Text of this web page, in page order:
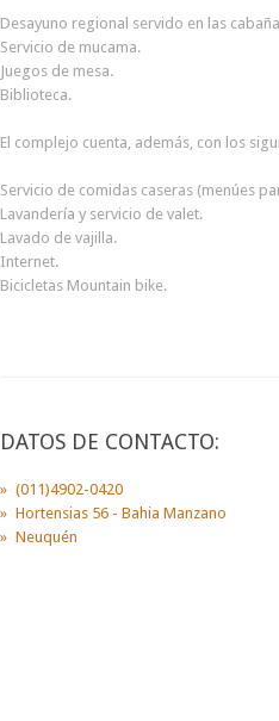
Desayuno regional servido en las
Servicio de mucama.
Juegos de mesa.
Biblioteca.
El complejo cuenta, además, con los
Servicio de comidas caseras (menúes
Lavandería y servicio de valet.
Lavado de vajilla.
Internet.
Bicicletas Mountain bike.
DATOS DE CONTACTO:
(011)4902-0420
Hortensias 56 - Bahia Manzano
Neuquén